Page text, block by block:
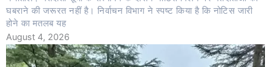
घबराने की जरूरत नहीं है। निर्वाचन विभाग ने स्पष्ट किया है कि नोटिस जारी
होने का मतलब यह
August 4, 2026